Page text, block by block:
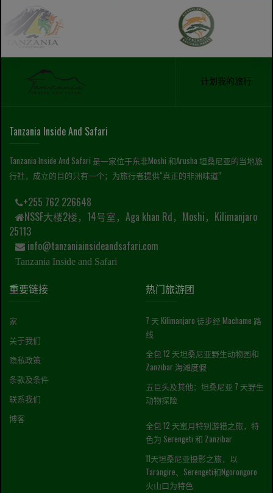
计划我的旅行
Tanzania Inside And Safari
Tanzania Inside And Safari 是一家位于东非Moshi 和Arusha 坦桑尼亚的当地旅
行社，成立的目的只有一个；为旅行者提供“真正的非洲味道”
+255 762 226648
NSSF大楼2楼，14号室，Aga khan Rd，Moshi，Kilimanjaro
25113
info@tanzaniainsideandsafari.com
Tanzania Inside and Safari
重要链接
家
关于我们
隐私政策
条款及条件
联系我们
博客
热门旅游团
7 天 Kilimanjaro 徒步经 Machame 路
线
全包 12 天坦桑尼亚野生动物园和
Zanzibar 海滩度假
五巨头及其他：坦桑尼亚 7 天野生
动物探险
全包 12 天蜜月特别游猎之旅，特
色为 Serengeti 和 Zanzibar
11天坦桑尼亚摄影之旅，以
Tarangire、Serengeti和Ngorongoro
火山口为特色